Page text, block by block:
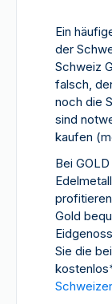
Ein
der
Schweiz
falsch,
noch die
sind
kaufen
Bei
Gold
Sie die